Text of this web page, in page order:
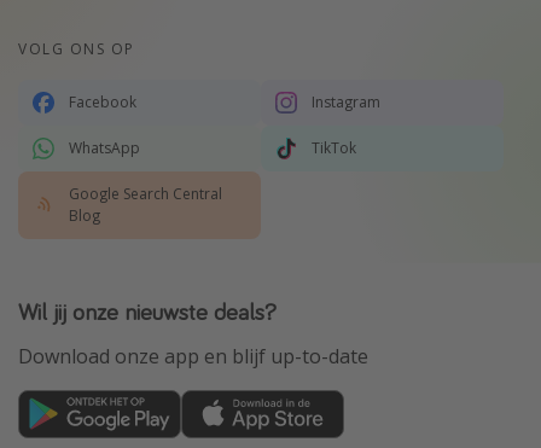
VOLG ONS OP
Facebook Instagram
WhatsApp TikTok
Google Search Central
Blog
Wil jij onze nieuwste deals?
Download onze app en blijf up-to-date